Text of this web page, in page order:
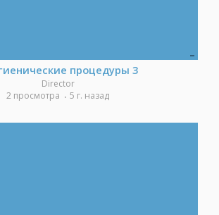
процедуры 3
Director
2 просмотра
5 г. назад